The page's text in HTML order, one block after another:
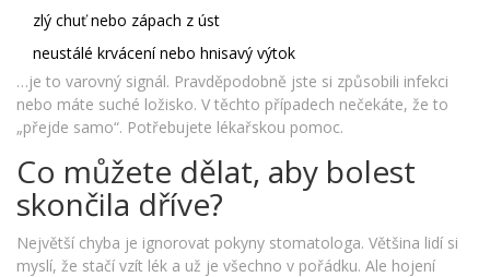
zlý chuť nebo zápach z úst
neustálé krvácení nebo hnisavý výtok
…je to varovný signál. Pravděpodobně jste si způsobili infekci
nebo máte suché ložisko. V těchto případech nečekáte, že to
„přejde samo“. Potřebujete lékařskou pomoc.
Co můžete dělat, aby bolest
skončila dříve?
Největší chyba je ignorovat pokyny stomatologa. Většina lidí si
myslí, že stačí vzít lék a už je všechno v pořádku. Ale hojení